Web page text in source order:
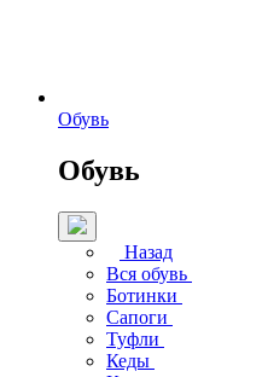
Обувь
Обувь
Назад
Вся обувь
Ботинки
Сапоги
Туфли
Кеды